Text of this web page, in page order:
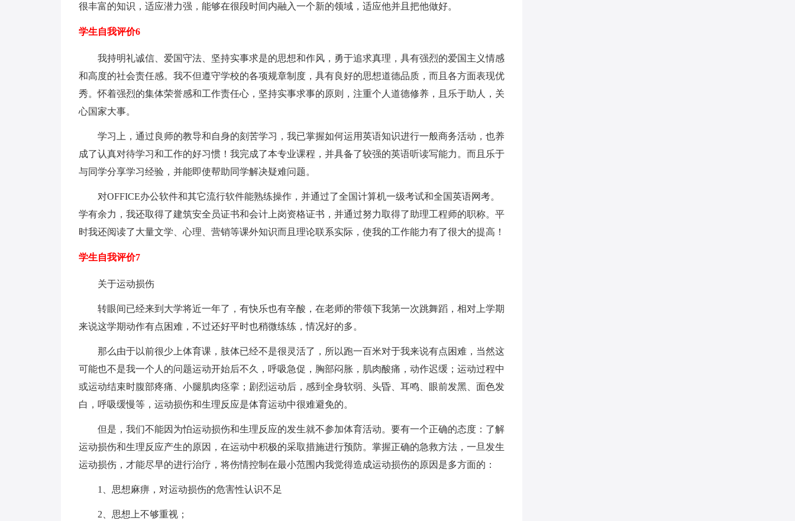
很丰富的知识，适应潜力强，能够在很段时间内融入一个新的领域，适应他并且把他做好。
学生自我评价6
我持明礼诚信、爱国守法、坚持实事求是的思想和作风，勇于追求真理，具有强烈的爱国主义情感
和高度的社会责任感。我不但遵守学校的各项规章制度，具有良好的思想道德品质，而且各方面表现优
秀。怀着强烈的集体荣誉感和工作责任心，坚持实事求事的原则，注重个人道德修养，且乐于助人，关
心国家大事。
学习上，通过良师的教导和自身的刻苦学习，我已掌握如何运用英语知识进行一般商务活动，也养
成了认真对待学习和工作的好习惯！我完成了本专业课程，并具备了较强的英语听读写能力。而且乐于
与同学分享学习经验，并能即使帮助同学解决疑难问题。
对OFFICE办公软件和其它流行软件能熟练操作，并通过了全国计算机一级考试和全国英语网考。
学有余力，我还取得了建筑安全员证书和会计上岗资格证书，并通过努力取得了助理工程师的职称。平
时我还阅读了大量文学、心理、营销等课外知识而且理论联系实际，使我的工作能力有了很大的提高！
学生自我评价7
关于运动损伤
转眼间已经来到大学将近一年了，有快乐也有辛酸，在老师的带领下我第一次跳舞蹈，相对上学期
来说这学期动作有点困难，不过还好平时也稍微练练，情况好的多。
那么由于以前很少上体育课，肢体已经不是很灵活了，所以跑一百米对于我来说有点困难，当然这
可能也不是我一个人的问题运动开始后不久，呼吸急促，胸部闷胀，肌肉酸痛，动作迟缓；运动过程中
或运动结束时腹部疼痛、小腿肌肉痉挛；剧烈运动后，感到全身软弱、头昏、耳鸣、眼前发黑、面色发
白，呼吸缓慢等，运动损伤和生理反应是体育运动中很难避免的。
但是，我们不能因为怕运动损伤和生理反应的发生就不参加体育活动。要有一个正确的态度：了解
运动损伤和生理反应产生的原因，在运动中积极的采取措施进行预防。掌握正确的急救方法，一旦发生
运动损伤，才能尽早的进行治疗，将伤情控制在最小范围内我觉得造成运动损伤的原因是多方面的：
1、思想麻痹，对运动损伤的危害性认识不足
2、思想上不够重视；